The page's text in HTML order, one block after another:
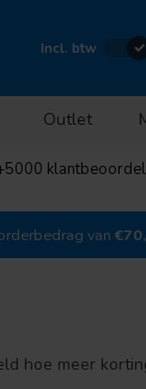
Incl. btw
Outlet
van
hoe meer